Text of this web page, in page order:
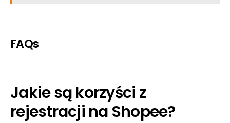
FAQs
Jakie są korzyści z
rejestracji na Shopee?